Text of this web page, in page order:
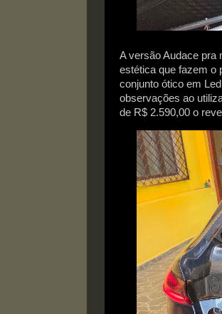
A versão Audace pra
estética que fazem o
conjunto ótico em
observações ao
de R$ 2.590,00 o